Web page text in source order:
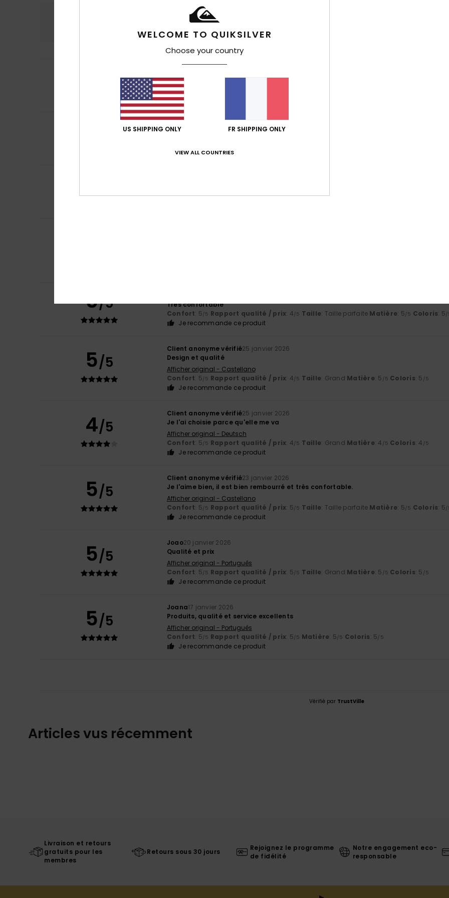
Rapport qualité / prix
Moins 50 pourcent
Confort
Je recommande ce produit
Charles 16 février 2026
Rapport qualité / prix: 5/5 Taille: GrandMatière
5/5
Très confortable
Confort: 5/5 Rapport qualité / prix: 4/5 Taille: Taille parfaite Matière: 5/5 Coloris: 5/
Je recommande ce produit
5/5
Client anonyme vérifié25 janvier 2026
Design et qualité
Afficher original - Castellano
Confort: 5/5 Rapport qualité / prix: 4/5 Taille: Grand Matière: 5 /5 Coloris: 5 /5
Je recommande ce produit
4/5
Client anonyme vérifié25 janvier 2026
Je l'ai choisie parce qu'elle me va
Afficher original - Deutsch
Confort: 5/5 Rapport qualité / prix: 4/5 Taille: Grand Matière: 4 /5 Coloris: 4 /5
Je recommande ce produit
5/5
Client anonyme vérifié23 janvier 2026
Je l'aime bien, il est bien rembourré et très confortable.
Afficher original - Castellano
Confort: 5/5 Rapport qualité / prix: 5/5 Taille: Taille parfaite Matière: 5/5 Coloris: 5/
Je recommande ce produit
5/5
Joao20 janvier 2026
Qualité et prix
Afficher original - Português
Confort: 5/5 Rapport qualité / prix: 5/5 Taille: Grand Matière: 5 /5 Coloris: 5 /5
Je recommande ce produit
5/5
Joana17 janvier 2026
Produits, qualité et service excellents
Afficher original - Português
Confort: 5/5 Rapport qualité / prix: 5/5 Matière: 5/5 Coloris: 5/5
Je recommande ce produit
Vérifié par TrustVille
Articles vus récemment
Livraison et retours
gratuits pour les
membres
Retours sous 30 jours
Rejoignez le programme
de fidélité
Notre engagement eco-
responsable
WELCOME TO QUIKSILVER
Choose your country
US SHIPPING ONLY FR SHIPPING ONLY
VIEW ALL COUNTRIES